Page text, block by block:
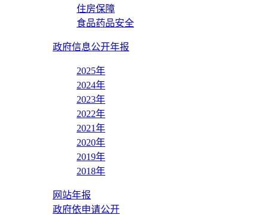
住房保障
食品药品安全
政府信息公开年报
2025年
2024年
2023年
2022年
2021年
2020年
2019年
2018年
网站年报
政府依申请公开